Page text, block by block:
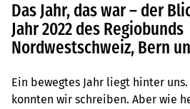
Das Jahr, das war – der
Jahr 2022 des Regiobunds
Nordwestschweiz, Bern
Ein bewegtes Jahr liegt hinter
konnten wir schreiben. Aber wie